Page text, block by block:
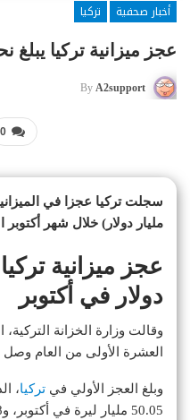
أخبار صحفية
تركيا
عجز ميزانية تركيا يبلغ نحو 5.5 مليار دولار في
By A2support
0
مليار دولار) خلال شهر
دولار في أكتوبر
وقالت وزارة الخزانة
العشرة الأولى من العام وصل إلى 1.26
وبلغ العجز الأولي في تركيا،